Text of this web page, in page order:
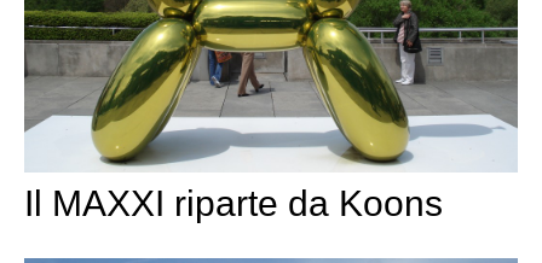
Il MAXXI riparte da Koons